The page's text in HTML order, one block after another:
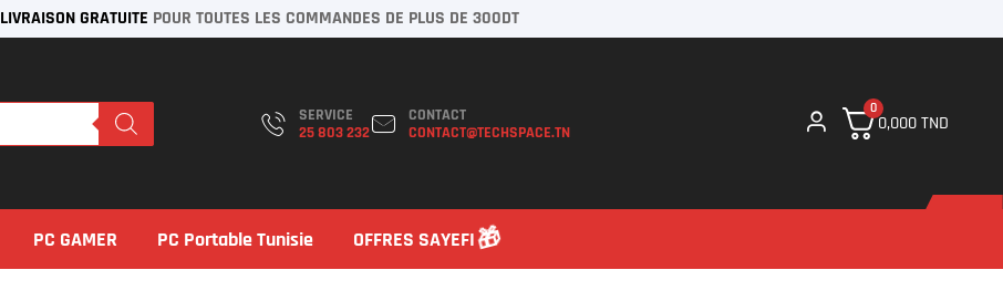
LIVRAISON GRATUITE POUR TOUTES LES COMMANDES DE PLUS DE 300DT
SERVICE
25 803 232
CONTACT
CONTACT@TECHSPACE.TN
0
0,000TND
PC GAMER PC Portable Tunisie OFFRES SAYEFI